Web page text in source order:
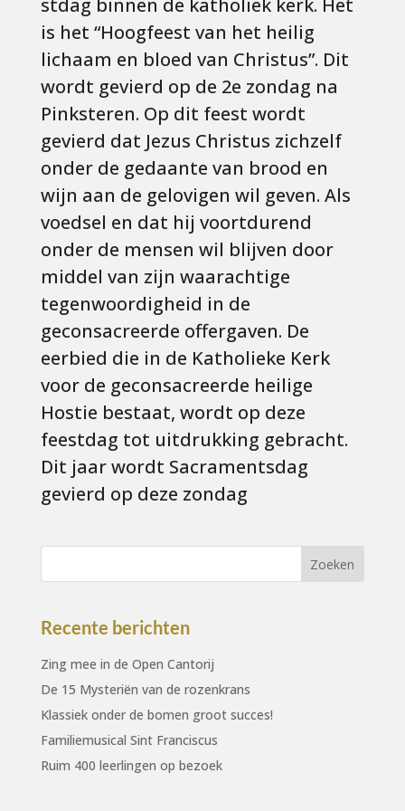
stdag binnen de katholiek kerk. Het
is het “Hoogfeest van het heilig
lichaam en bloed van Christus”. Dit
wordt gevierd op de 2e zondag na
Pinksteren. Op dit feest wordt
gevierd dat Jezus Christus zichzelf
onder de gedaante van brood en
wijn aan de gelovigen wil geven. Als
voedsel en dat hij voortdurend
onder de mensen wil blijven door
middel van zijn waarachtige
tegenwoordigheid in de
geconsacreerde offergaven. De
eerbied die in de Katholieke Kerk
voor de geconsacreerde heilige
Hostie bestaat, wordt op deze
feestdag tot uitdrukking gebracht.
Dit jaar wordt Sacramentsdag
gevierd op deze zondag
Recente berichten
Zing mee in de Open Cantorij
De 15 Mysteriën van de rozenkrans
Klassiek onder de bomen groot succes!
Familiemusical Sint Franciscus
Ruim 400 leerlingen op bezoek